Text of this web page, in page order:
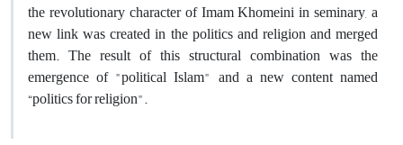
the revolutionary character of Imam Khomeini in seminary, a
new link was created in the politics and religion and merged
them. The result of this structural combination was the
emergence of "political Islam" and a new content named
“politics for religion".